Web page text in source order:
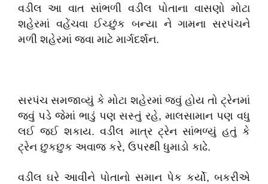
વડીલ આ વાત સાંભળી વડીલ પોતાના વાસણો મોટા
શહેરમાં વહેંચવા ઈચ્છુંક બન્યા ને ગામના સરપંચને
મળી શહેરમાં જવા માટે માર્ગદર્શન.
સરપંચ સમજાવ્યું કે મોટા શહેરમાં જવું હોય તો ટ્રેનમાં
જવું પડે જેમાં ભાડું પણ સસ્તું રહે, માલસામાન પણ વધુ
લઈ જઈ શકાય. વડીલ માત્ર ટ્રેન સાંભળ્યું હતું કે
ટ્રેન છુકછુક અવાજ કરે, ઉપરથી ધુમાડો કાઢે.
વડીલ ઘરે આવીને પોતાનો સમાન પેક કર્યો, બકરીએ